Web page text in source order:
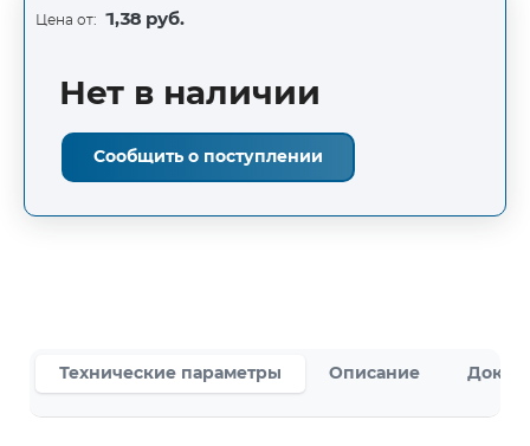
Цена от: 1,38 руб.
Нет в наличии
Сообщить о поступлении
Технические параметры Описание